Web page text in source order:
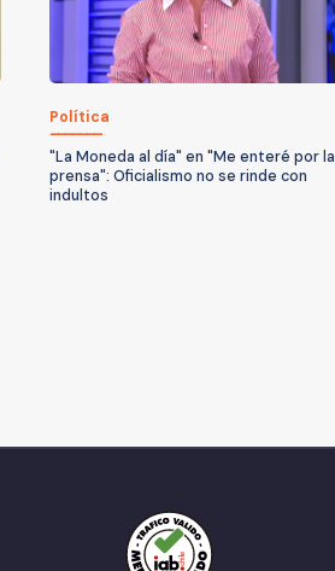
Política
"La Moneda al día" en "Me enteré por la
prensa": Oficialismo no se rinde con
indultos